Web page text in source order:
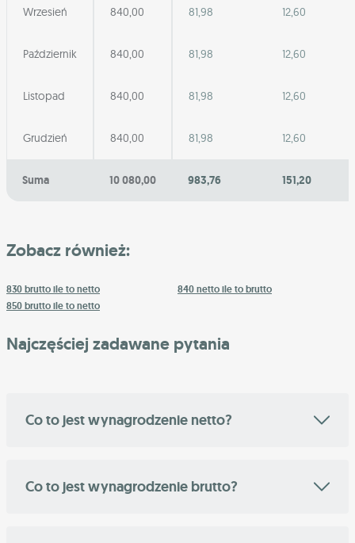
Wrzesień 840,00 81,98 12,60
Październik 840,00 81,98 12,60
Listopad 840,00 81,98 12,60
Grudzień 840,00 81,98 12,60
Suma 10 080,00 983,76 151,20
Zobacz również:
830 brutto ile to netto
840 netto ile to brutto
850 brutto ile to netto
Najczęściej zadawane pytania
Co to jest wynagrodzenie netto?
Co to jest wynagrodzenie brutto?